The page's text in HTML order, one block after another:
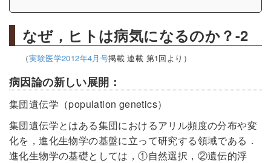
なぜ，ヒトは病気になるのか？-2
（実験医学2012年4月号掲載 連載 第1回より）
病因論の新しい展開：
集団遺伝学（population genetics）
集団遺伝学とはある集団におけるアリル頻度の分布や変
化を，進化生物学の基盤に立って研究する領域である．
進化生物学の基礎としては，①自然選択，②遺伝的浮